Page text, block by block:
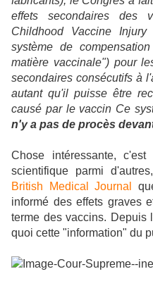
effets secondaires des
Childhood Vaccine
système de
matière vaccinale") pour
secondaires consécutifs à
autant qu'il puisse être
causé par le vaccin Ce
n'y a pas de procès
Chose intéressante,
scientifique parmi
British Medical Journal
informé des effets graves
terme des vaccins. Depuis
quoi cette "information" du